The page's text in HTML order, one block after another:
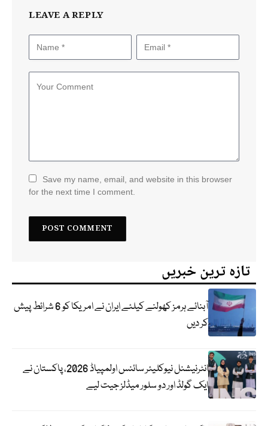
LEAVE A REPLY
Save my name, email, and website in this browser
for the next time I comment.
تازہ ترین خبریں
آبنائے ہرمز کھولنے کیلئے ایران نے امریکا کو 6 شرائط پیش
کر دیں
انٹرنیشنل نیوکلیئر سائنس اولمپیاڈ 2026، پاکستان نے
ایک گولڈ اور دو سلور میڈلز جیت لیے